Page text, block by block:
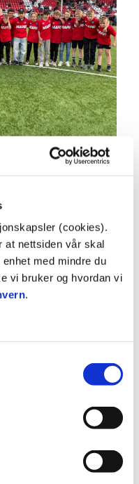
(cookies).
at nettsiden vår skal
med mindre du
vi bruker og hvordan vi
.
Jørstad
van Wijk